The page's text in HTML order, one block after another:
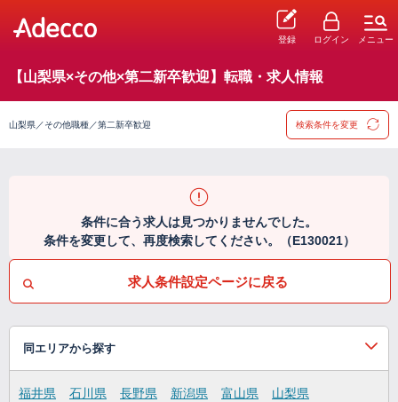
登録 ログイン メニュー
【山梨県×その他×第二新卒歓迎】転職・求人情報
山梨県／その他職種／第二新卒歓迎 検索条件を変更
条件に合う求人は見つかりませんでした。
条件を変更して、再度検索してください。（E130021）
求人条件設定ページに戻る
同エリアから探す
福井県 石川県 長野県 新潟県 富山県 山梨県